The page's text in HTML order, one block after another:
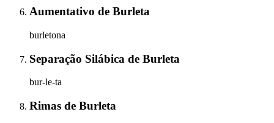
Aumentativo de Burleta
burletona
Separação Silábica de Burleta
bur-le-ta
Rimas de Burleta